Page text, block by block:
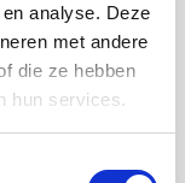
analyse. Deze
met andere
die ze hebben
hun services.